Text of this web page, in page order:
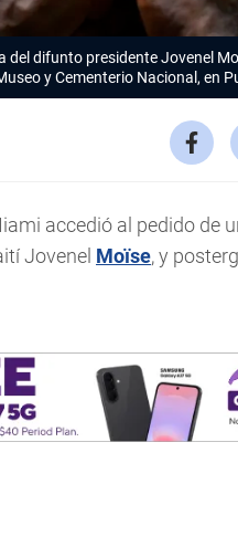
difunto presidente Jovenel
y Cementerio Nacional, en
accedió al pedido de
Jovenel Moïse, y